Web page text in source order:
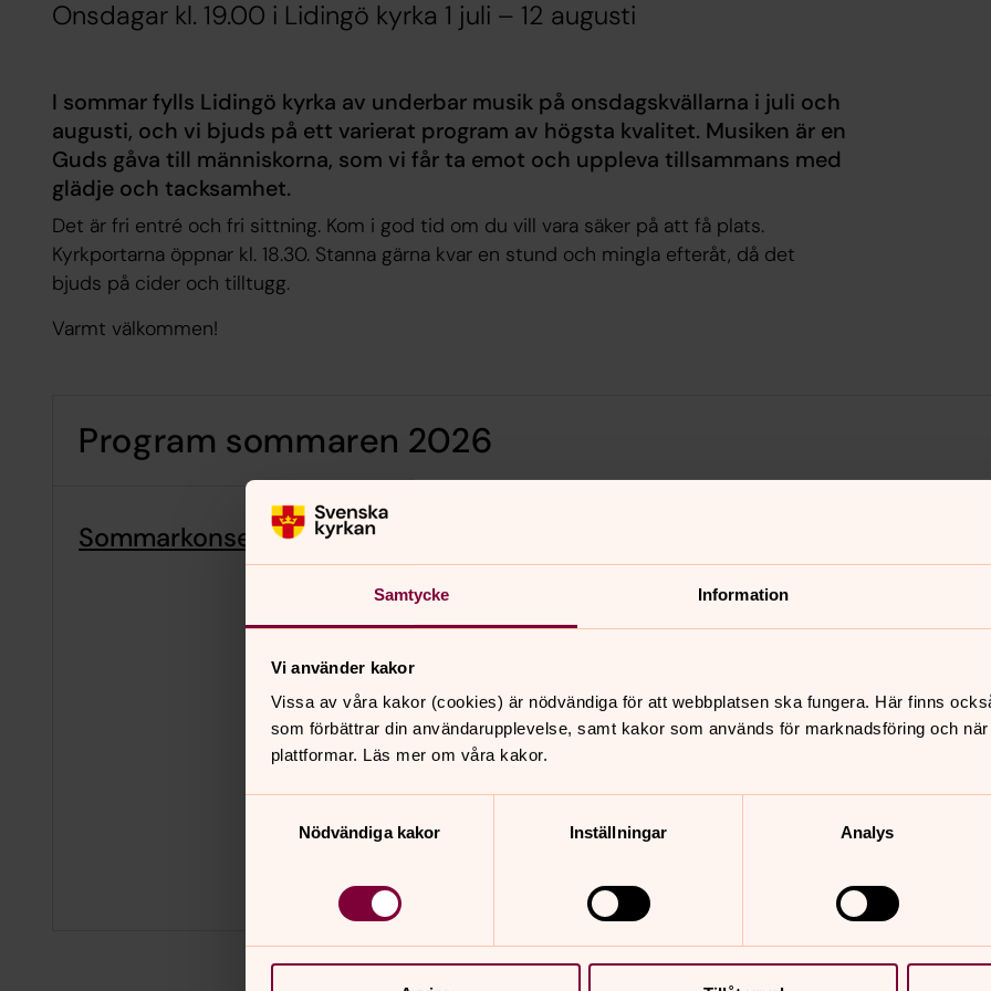
Samtycke Information
Vi använder kakor
Vissa av våra kakor (cookies) är nödvändiga för att webbplatsen ska fungera. Här finns
som förbättrar din användarupplevelse, samt kakor som används för marknadsföring och
plattformar. Läs mer om våra kakor.
Nödvändiga kakor
Inställningar Analys
Onsdagar kl. 19.00 i Lidingö kyrka 1 juli – 12 augusti
I sommar fylls Lidingö kyrka av underbar musik på onsdagskvällarna i juli och
augusti, och vi bjuds på ett varierat program av högsta kvalitet. Musiken är en
Guds gåva till människorna, som vi får ta emot och uppleva tillsammans med
glädje och tacksamhet.
Det är fri entré och fri sittning. Kom i god tid om du vill vara säker på att få plats.
Kyrkportarna öppnar kl. 18.30. Stanna gärna kvar en stund och mingla efteråt, då det
bjuds på cider och tilltugg.
Varmt välkommen!
Program sommaren 2026
Sommarkonsert: Mandy & Andy
Lidingö kyrka
Ansvarig Maria Fredén